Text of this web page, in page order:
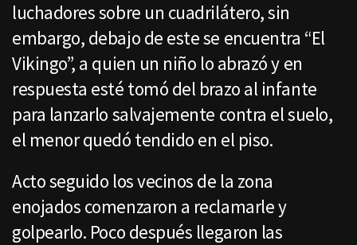
luchadores sobre un cuadrilátero, sin
embargo, debajo de este se encuentra “El
Vikingo”, a quien un niño lo abrazó y en
respuesta esté tomó del brazo al infante
para lanzarlo salvajemente contra el suelo,
el menor quedó tendido en el piso.
Acto seguido los vecinos de la zona
enojados comenzaron a reclamarle y
golpearlo. Poco después llegaron las